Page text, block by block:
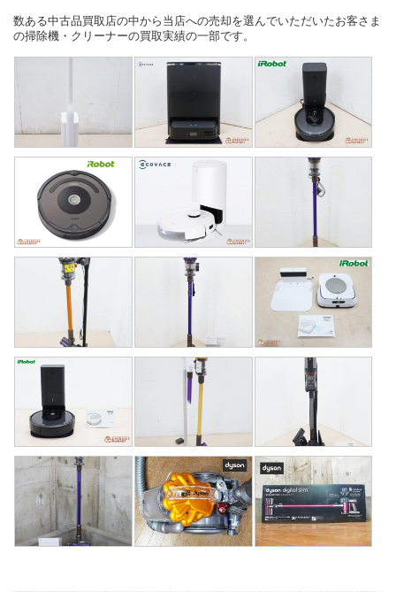
数ある中古品買取店の中から当店への売却を選んでいただいたお客さま
の掃除機・クリーナーの買取実績の一部です。